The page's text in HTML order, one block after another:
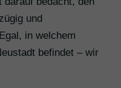
und
in welchem
befindet – wir